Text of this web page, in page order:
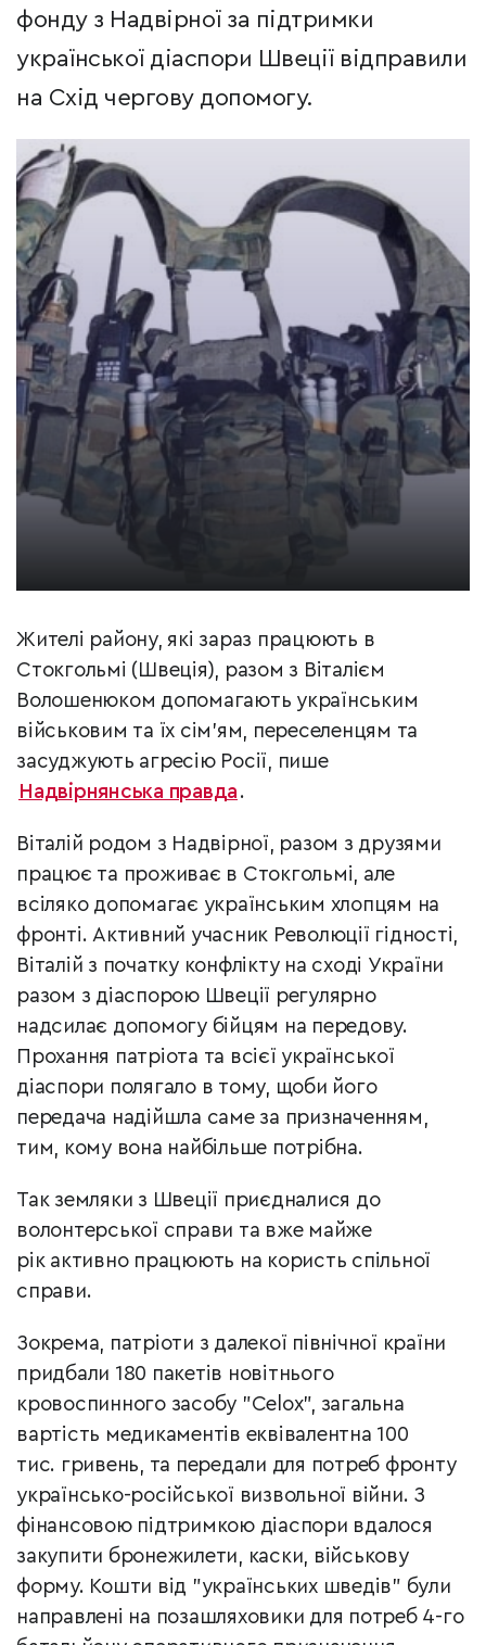
фонду з Надвірної за підтримки
української діаспори Швеції відправили
на Схід чергову допомогу.
Жителі району, які зараз працюють в
Стокгольмі (Швеція), разом з Віталієм
Волошенюком допомагають українським
військовим та їх сім’ям, переселенцям та
засуджують агресію Росії, пише
Надвірнянська правда .
Віталій родом з Надвірної, разом з друзями
працює та проживає в Стокгольмі, але
всіляко допомагає українським хлопцям на
фронті. Активний учасник Революції гідності,
Віталій з початку конфлікту на сході України
разом з діаспорою Швеції регулярно
надсилає допомогу бійцям на передову.
Прохання патріота та всієї української
діаспори полягало в тому, щоби його
передача надійшла саме за призначенням,
тим, кому вона найбільше потрібна.
Так земляки з Швеції приєдналися до
волонтерської справи та вже майже
рік активно працюють на користь спільної
справи.
Зокрема, патріоти з далекої північної країни
придбали 180 пакетів новітнього
кровоспинного засобу "Celox", загальна
вартість медикаментів еквівалентна 100
тис. гривень, та передали для потреб фронту
українсько-російської визвольної війни. З
фінансовою підтримкою діаспори вдалося
закупити бронежилети, каски, військову
форму. Кошти від "українських шведів" були
направлені на позашляховики для потреб 4-го